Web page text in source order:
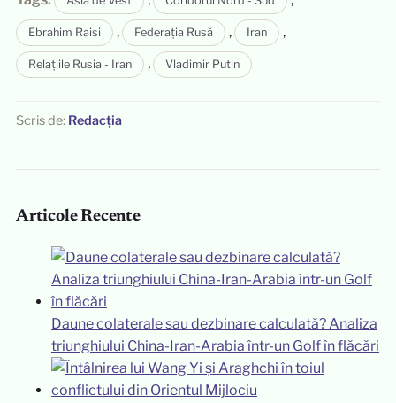
Ebrahim Raisi , Federația Rusă , Iran ,
Relațiile Rusia - Iran , Vladimir Putin
Scris de: Redacția
Articole Recente
Daune colaterale sau dezbinare calculată? Analiza
triunghiului China-Iran-Arabia într-un Golf în flăcări